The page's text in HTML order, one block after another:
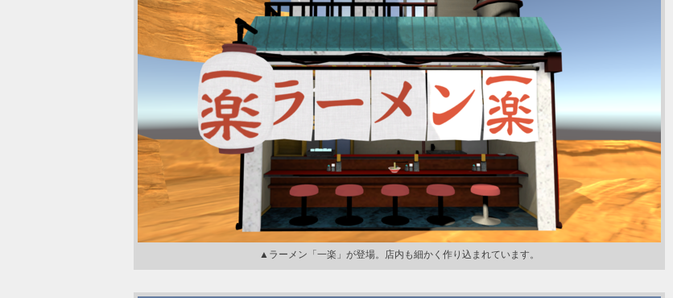
▲ラーメン「一楽」が登場。店内も細かく作り込まれています。